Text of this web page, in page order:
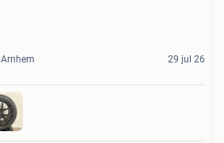
Arnhem 29 jul 26